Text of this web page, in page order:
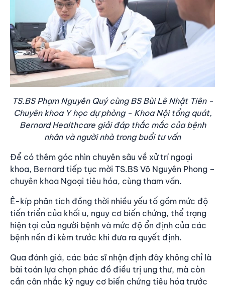
TS.BS Phạm Nguyên Quý cùng BS Bùi Lê Nhật Tiên -
Chuyên khoa Y học dự phòng - Khoa Nội tổng quát,
Bernard Healthcare giải đáp thắc mắc của bệnh
nhân và người nhà trong buổi tư vấn
Để có thêm góc nhìn chuyên sâu về xử trí ngoại
khoa, Bernard tiếp tục mời TS.BS Võ Nguyên Phong –
chuyên khoa Ngoại tiêu hóa, cùng tham vấn.
Ê-kíp phân tích đồng thời nhiều yếu tố gồm mức độ
tiến triển của khối u, nguy cơ biến chứng, thể trạng
hiện tại của người bệnh và mức độ ổn định của các
bệnh nền đi kèm trước khi đưa ra quyết định.
Qua đánh giá, các bác sĩ nhận định đây không chỉ là
bài toán lựa chọn phác đồ điều trị ung thư, mà còn
cần cân nhắc kỹ nguy cơ biến chứng tiêu hóa trước